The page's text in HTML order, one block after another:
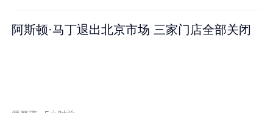
阿斯顿·马丁退出北京市场 三家门店全部关闭